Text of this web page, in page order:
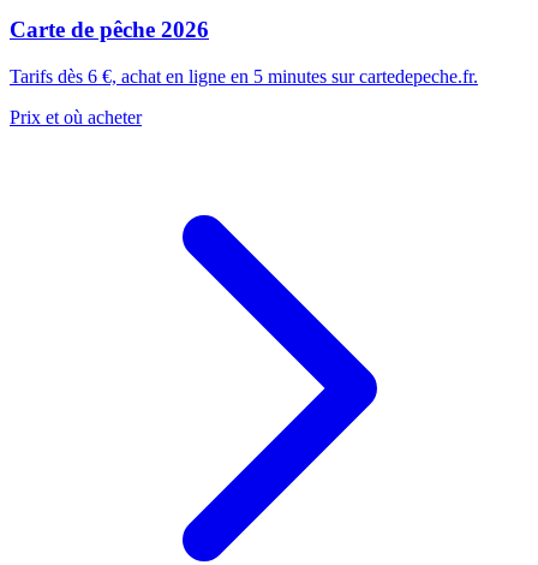
Carte de pêche 2026
Tarifs dès 6 €, achat en ligne en 5 minutes sur cartedepeche.fr.
Prix et où acheter